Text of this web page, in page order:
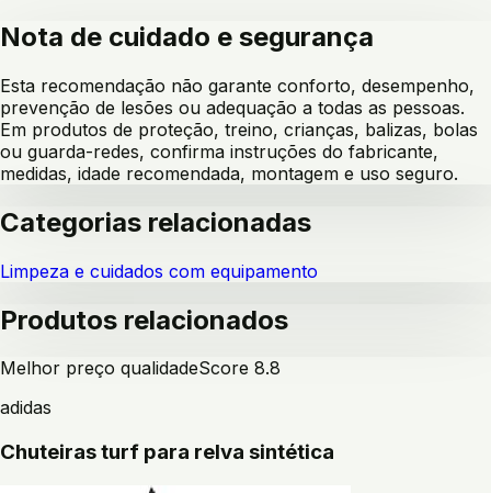
Nota de cuidado e segurança
Esta recomendação não garante conforto, desempenho,
prevenção de lesões ou adequação a todas as pessoas.
Em produtos de proteção, treino, crianças, balizas, bolas
ou guarda-redes, confirma instruções do fabricante,
medidas, idade recomendada, montagem e uso seguro.
Categorias relacionadas
Limpeza e cuidados com equipamento
Produtos relacionados
Melhor preço qualidadeScore 8.8
adidas
Chuteiras turf para relva sintética